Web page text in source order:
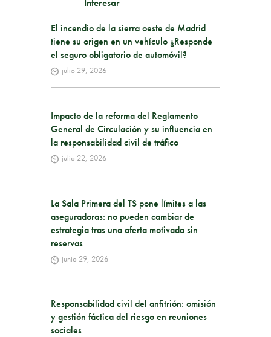
El incendio de la sierra oeste de Madrid
tiene su origen en un vehículo ¿Responde
el seguro obligatorio de automóvil?
julio 29, 2026
Impacto de la reforma del Reglamento
General de Circulación y su influencia en
la responsabilidad civil de tráfico
julio 22, 2026
La Sala Primera del TS pone límites a las
aseguradoras: no pueden cambiar de
estrategia tras una oferta motivada sin
reservas
junio 29, 2026
Responsabilidad civil del anfitrión: omisión
y gestión fáctica del riesgo en reuniones
sociales